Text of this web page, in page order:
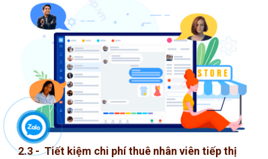
2.3 - Tiết kiệm chi phí thuê nhân viên tiếp thị